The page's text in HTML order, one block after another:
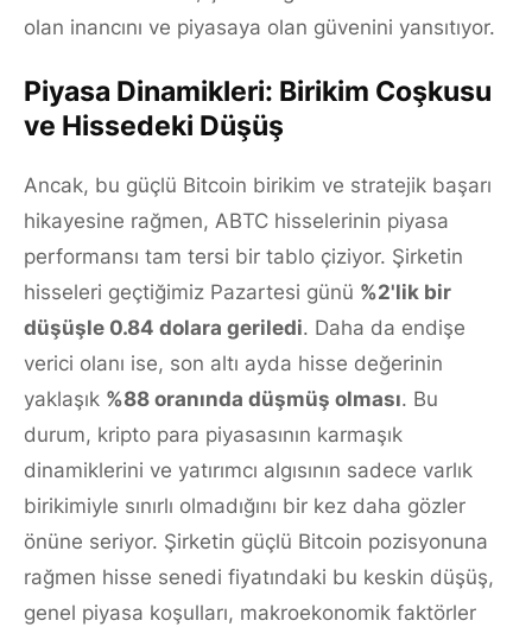
olan inancını ve piyasaya olan güvenini yansıtıyor.
Piyasa Dinamikleri: Birikim Coşkusu
ve Hissedeki Düşüş
Ancak, bu güçlü Bitcoin birikim ve stratejik başarı
hikayesine rağmen, ABTC hisselerinin piyasa
performansı tam tersi bir tablo çiziyor. Şirketin
hisseleri geçtiğimiz Pazartesi günü %2'lik bir
düşüşle 0.84 dolara geriledi. Daha da endişe
verici olanı ise, son altı ayda hisse değerinin
yaklaşık %88 oranında düşmüş olması. Bu
durum, kripto para piyasasının karmaşık
dinamiklerini ve yatırımcı algısının sadece varlık
birikimiyle sınırlı olmadığını bir kez daha gözler
önüne seriyor. Şirketin güçlü Bitcoin pozisyonuna
rağmen hisse senedi fiyatındaki bu keskin düşüş,
genel piyasa koşulları, makroekonomik faktörler